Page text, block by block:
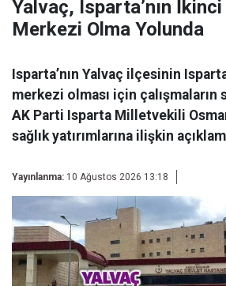
Yalvaç, Isparta’nın İkinci
Merkezi Olma Yolunda
Isparta’nın Yalvaç ilçesinin
merkezi olması için
AK Parti Isparta Milletvekili
sağlık yatırımlarına ilişkin
Yayınlanma: 10 Ağustos 2026 13:18